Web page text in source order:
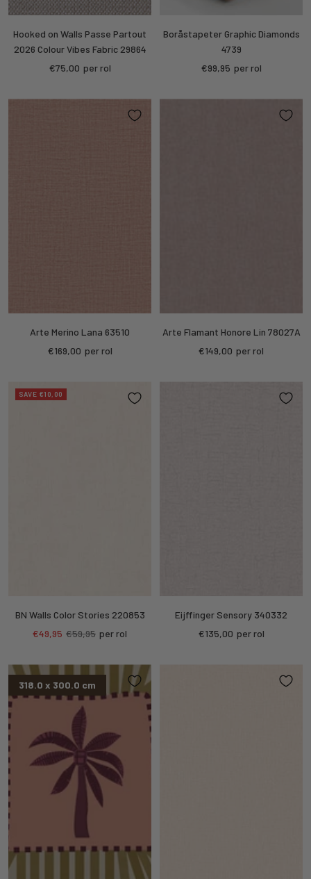
Hooked on Walls Passe Partout
2026 Colour Vibes Fabric 29864
Sale
€75,00 per rol
Boråstapeter Graphic Diamonds
4739
Sale
€99,95 per rol
Arte Merino Lana 63510
Sale
€169,00 per rol
Arte Flamant Honore Lin 78027A
Sale
€149,00 per rol
SAVE €10,00
BN Walls Color Stories 220853
Sale
€49,95 Regular
€59,95 per rol
Eijffinger Sensory 340332
Sale
€135,00 per rol
318.0 x 300.0 cm